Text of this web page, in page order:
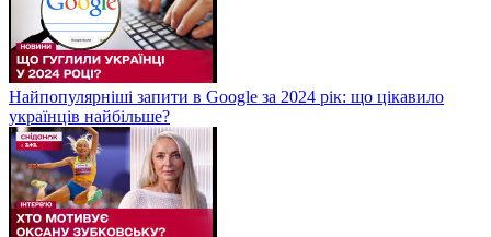
Найпопулярніші запити в Google за 2024 рік: що цікавило
українців найбільше?